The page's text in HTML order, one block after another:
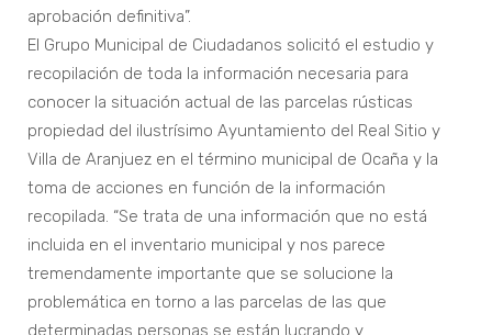
aprobación definitiva”.
El Grupo Municipal de Ciudadanos solicitó el estudio y
recopilación de toda la información necesaria para
conocer la situación actual de las parcelas rústicas
propiedad del ilustrísimo Ayuntamiento del Real Sitio y
Villa de Aranjuez en el término municipal de Ocaña y la
toma de acciones en función de la información
recopilada. “Se trata de una información que no está
incluida en el inventario municipal y nos parece
tremendamente importante que se solucione la
problemática en torno a las parcelas de las que
determinadas personas se están lucrando y